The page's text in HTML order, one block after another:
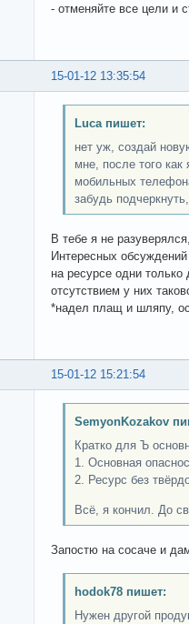
- отменяйте все цели и
15-01-12 13:35:54
Luca пишет:
нет уж, создай
мне, после того
мобильных
забудь
В тебе я не
Интересных
на ресурсе одни
отсутствием у них
*надел плащ и шляпу,
15-01-12 15:21:54
SemyonKozakov
Кратко для Ъ
1. Основная
2. Ресурс без
Всё, я кончил. До
Запостю на сосаче и
hodok78 пишет:
Нужен другой